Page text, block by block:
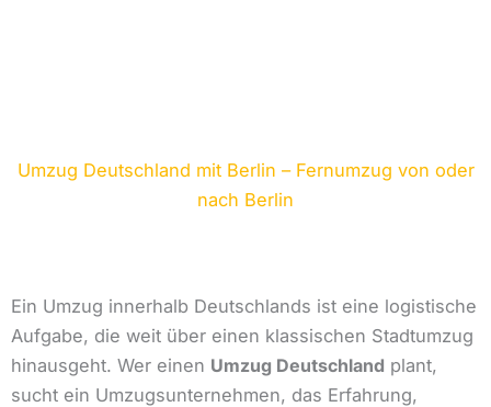
Umzug Deutschland mit Berlin – Fernumzug von oder
nach Berlin
Ein Umzug innerhalb Deutschlands ist eine logistische
Aufgabe, die weit über einen klassischen Stadtumzug
hinausgeht. Wer einen Umzug Deutschland plant,
sucht ein Umzugsunternehmen, das Erfahrung,